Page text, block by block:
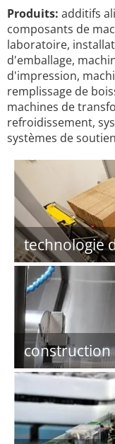
Produits: additifs
composants de
laboratoire,
d'emballage,
d'impression,
remplissage de
machines de
refroidissement,
systèmes de
technologie
construction